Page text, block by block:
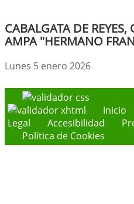
CABALGATA DE
AMPA "HERMANO
Lunes 5 enero 2026
Inicio
Legal
Accesibilidad
Política de Cookies